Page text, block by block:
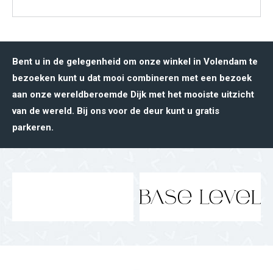
Bent u in de gelegenheid om onze winkel in Volendam te
bezoeken kunt u dat mooi combineren met een bezoek
aan onze wereldberoemde Dijk met het mooiste uitzicht
van de wereld. Bij ons voor de deur kunt u gratis
parkeren.